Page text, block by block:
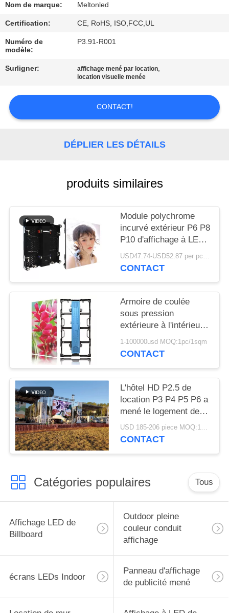
COMPANY
NEWS
SITE
PRIVACY
Nom de marque: Meltonled
Certification: CE, RoHS, ISO,FCC,UL
Numéro de
modèle:
P3.91-R001
Surligner: affichage mené par location,
location visuelle menée
CONTACT!
DÉPLIER LES DÉTAILS
produits similaires
Module polychrome
incurvé extérieur P6 P8
P10 d'affichage à LED
de service avant avec
l'aimant
USD47.74-USD52.87 per pc MOQ:1PC
CONTACT
Armoire de coulée
sous pression
extérieure à l'intérieur
de différentes tailles P2
P3 P4 P5 P6 P8 P10
1-100000usd MOQ:1pc/1sqm
CONTACT
L'hôtel HD P2.5 de
location P3 P4 P5 P6 a
mené le logement de
panneaux/location
menée de mur
USD 185-206 piece MOQ:1piece
CONTACT
Catégories populaires Tous
Affichage LED de
Billboard
Outdoor pleine
couleur conduit
affichage
écrans LEDs Indoor
Panneau d'affichage
de publicité mené